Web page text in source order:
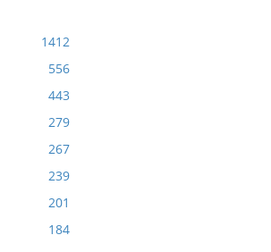
1412
556
443
279
267
239
201
184